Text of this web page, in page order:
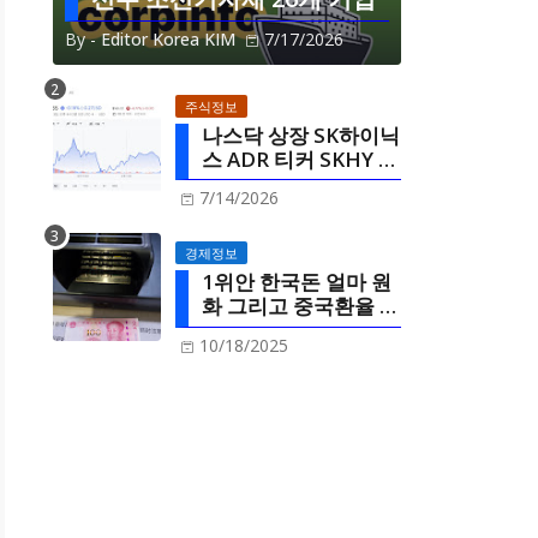
By - Editor Korea KIM 7/17/2026
주식정보
나스닥 상장 SK하이닉
스 ADR 티커 SKHY 미
국주식정보
7/14/2026
경제정보
1위안 한국돈 얼마 원
화 그리고 중국환율 한
국환율 연동
10/18/2025